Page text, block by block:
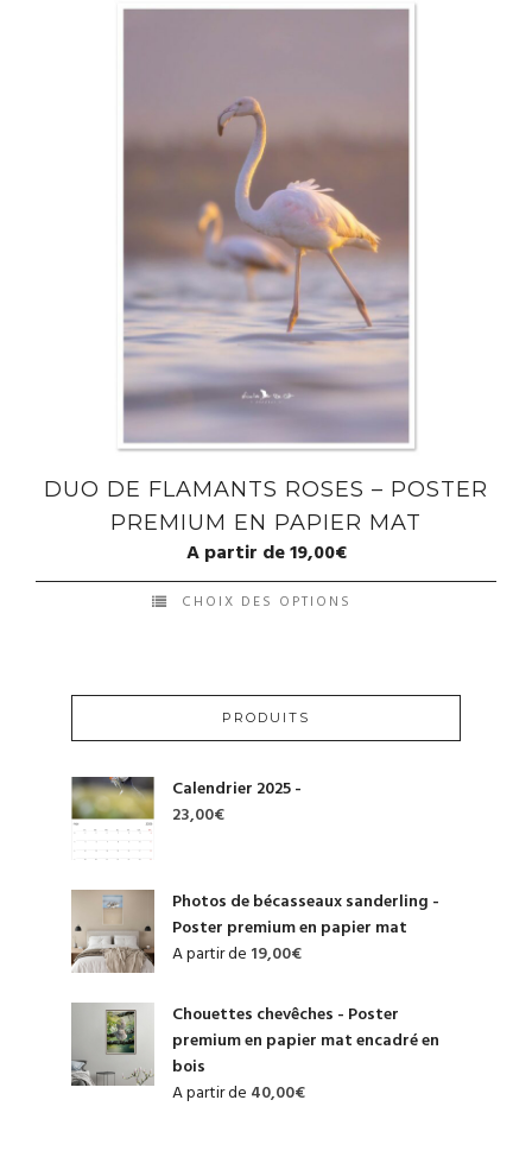
DUO DE FLAMANTS ROSES – POSTER
PREMIUM EN PAPIER MAT
A partir de19,00€
CHOIX DES OPTIONS
PRODUITS
Calendrier 2025 -
23,00€
Photos de bécasseaux sanderling -
Poster premium en papier mat
A partir de 19,00€
Chouettes chevêches - Poster
premium en papier mat encadré en
bois
A partir de 40,00€